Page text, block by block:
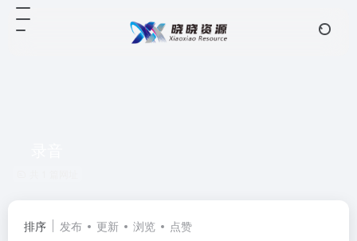
排序 发布 更新 浏览 点赞